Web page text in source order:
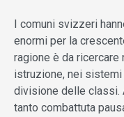
I comuni svizzeri
enormi per la
ragione è da
istruzione, nei
divisione delle classi.
tanto combattuta